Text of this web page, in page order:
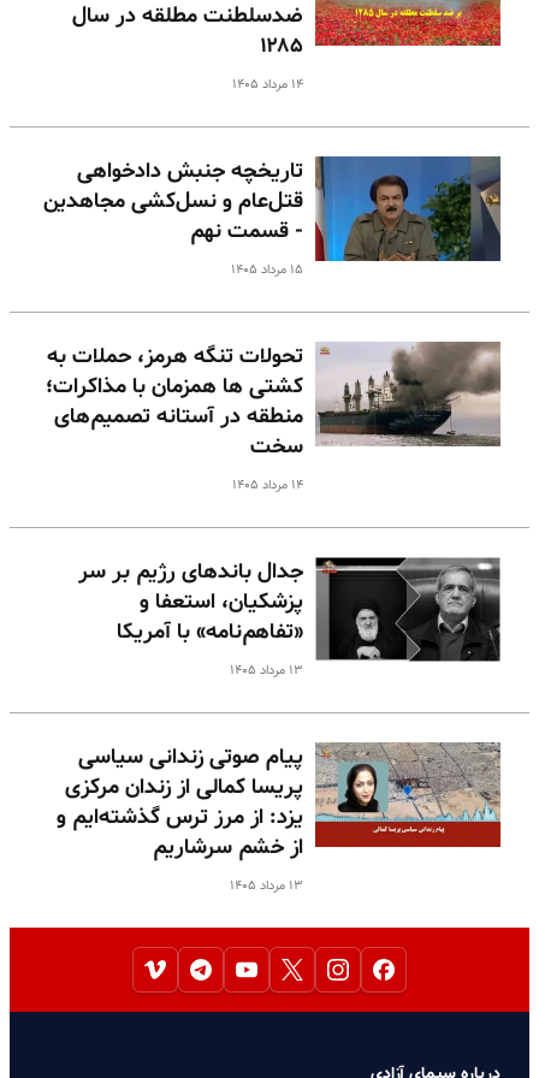
ضدسلطنت مطلقه در سال
۱۲۸۵
۱۴ مرداد ۱۴۰۵
تاریخچه جنبش دادخواهی
قتل‌عام و نسل‌کشی مجاهدین
- قسمت نهم
۱۵ مرداد ۱۴۰۵
تحولات تنگه هرمز، حملات به
کشتی ها همزمان با مذاکرات؛
منطقه در آستانه تصمیم‌های
سخت
۱۴ مرداد ۱۴۰۵
جدال باندهای رژیم بر سر
پزشکیان، استعفا و
«تفاهم‌نامه» با آمریکا
۱۳ مرداد ۱۴۰۵
پیام صوتی زندانی سیاسی
پریسا کمالی از زندان مرکزی
یزد: از مرز ترس گذشته‌ایم و
از خشم سرشاریم
۱۳ مرداد ۱۴۰۵